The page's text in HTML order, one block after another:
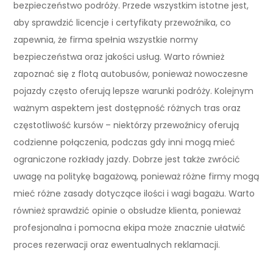
bezpieczeństwo podróży. Przede wszystkim istotne jest,
aby sprawdzić licencje i certyfikaty przewoźnika, co
zapewnia, że firma spełnia wszystkie normy
bezpieczeństwa oraz jakości usług. Warto również
zapoznać się z flotą autobusów, ponieważ nowoczesne
pojazdy często oferują lepsze warunki podróży. Kolejnym
ważnym aspektem jest dostępność różnych tras oraz
częstotliwość kursów – niektórzy przewoźnicy oferują
codzienne połączenia, podczas gdy inni mogą mieć
ograniczone rozkłady jazdy. Dobrze jest także zwrócić
uwagę na politykę bagażową, ponieważ różne firmy mogą
mieć różne zasady dotyczące ilości i wagi bagażu. Warto
również sprawdzić opinie o obsłudze klienta, ponieważ
profesjonalna i pomocna ekipa może znacznie ułatwić
proces rezerwacji oraz ewentualnych reklamacji.